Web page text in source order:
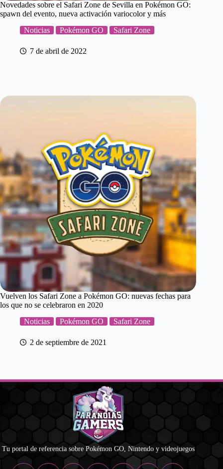
Novedades sobre el Safari Zone de Sevilla en Pokémon GO:
spawn del evento, nueva activación variocolor y más
Noticias
Pokémon GO Safari Zone
7 de abril de 2022
Vuelven los Safari Zone a Pokémon GO: nuevas fechas para
los que no se celebraron en 2020
Noticias
Pokémon GO Safari Zone
2 de septiembre de 2021
Tu portal de referencia sobre Pokémon GO, Nintendo y videojuegos